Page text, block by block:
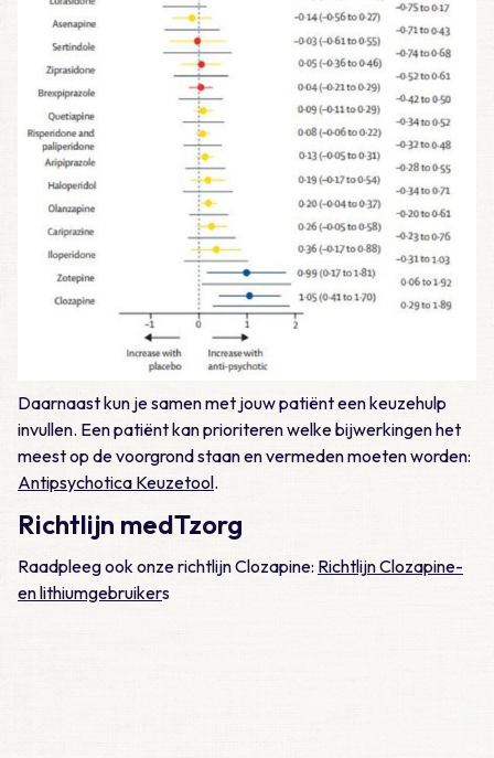
Daarnaast kun je samen met jouw patiënt een keuzehulp
invullen. Een patiënt kan prioriteren welke bijwerkingen het
meest op de voorgrond staan en vermeden moeten worden:
Antipsychotica Keuzetool.
Richtlijn medTzorg
Raadpleeg ook onze richtlijn Clozapine: Richtlijn Clozapine-
en lithiumgebruikers